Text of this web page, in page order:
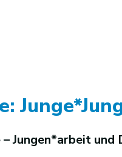
Jungen*arbeit